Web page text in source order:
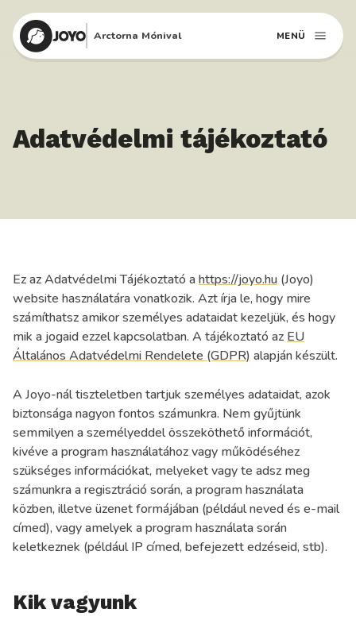
Arctorna Mónival MENÜ
Adatvédelmi tájékoztató
Ez az Adatvédelmi Tájékoztató ahttps://joyo.hu (Joyo)
website használatára vonatkozik. Azt írja le, hogy mire
számíthatsz amikor személyes adataidat kezeljük, és hogy
mik a jogaid ezzel kapcsolatban. A tájékoztató azEU
Általános Adatvédelmi Rendelete (GDPR)alapján készült.
A Joyo-nál tiszteletben tartjuk személyes adataidat, azok
biztonsága nagyon fontos számunkra. Nem gyűjtünk
semmilyen a személyeddel összeköthető információt,
kivéve a program használatához vagy működéséhez
szükséges információkat, melyeket vagy te adsz meg
számunkra a regisztráció során, a program használata
közben, illetve üzenet formájában (például neved és e-mail
címed), vagy amelyek a program használata során
keletkeznek (például IP címed, befejezett edzéseid, stb).
Kik vagyunk